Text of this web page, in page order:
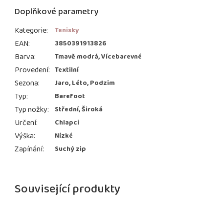
Související produkty
Doplňkové parametry
Kategorie: Tenisky
EAN: 3850391913826
Barva: Tmavě modrá, Vícebarevné
Provedení: Textilní
Sezona: Jaro, Léto, Podzim
Typ: Barefoot
Typ nožky: Střední, Široká
Určení: Chlapci
Výška: Nízké
Zapínání: Suchý zip